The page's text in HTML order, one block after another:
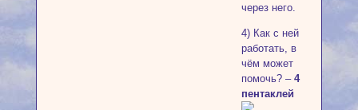
через него.
4) Как с ней
работать, в
чём может
помочь? – 4
пентаклей